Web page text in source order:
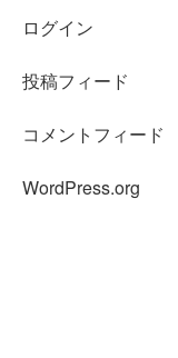
ログイン
投稿フィード
コメントフィード
WordPress.org